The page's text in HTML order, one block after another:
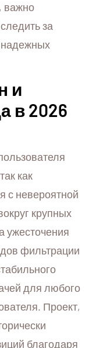
важно
за
и
в 2026
как
с невероятной
крупных
ужесточения
фильтрации
для любого
Проект,
благодаря